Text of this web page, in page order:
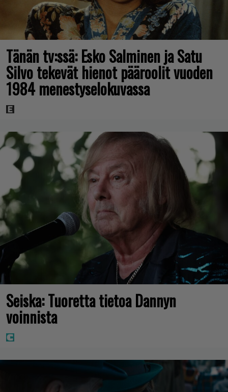
Tänän tv:ssä: Esko Salminen ja Satu
Silvo tekevät hienot pääroolit vuoden
1984 menestyselokuvassa
Seiska: Tuoretta tietoa Dannyn
voinnista